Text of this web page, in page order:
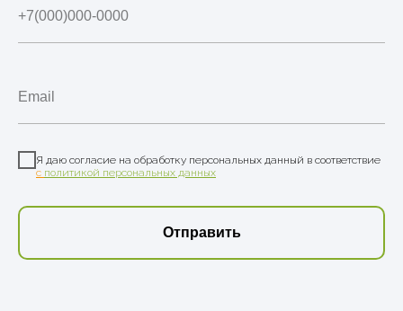
Я даю согласие на обработку персональных данный в соответствие
с политикой персональных данных
Отправить